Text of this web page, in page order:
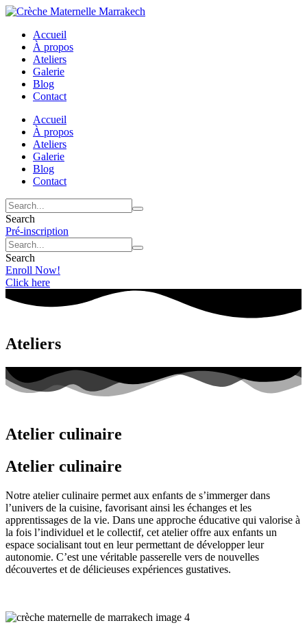
Accueil
À propos
Ateliers
Galerie
Blog
Contact
Accueil
À propos
Ateliers
Galerie
Blog
Contact
Search
Pré-inscription
Search
Enroll Now!
Click here
Ateliers
Atelier culinaire
Atelier culinaire
Notre atelier culinaire permet aux enfants de s’immerger dans
l’univers de la cuisine, favorisant ainsi les échanges et les
apprentissages de la vie. Dans une approche éducative qui valorise à
la fois l’individuel et le collectif, cet atelier offre aux enfants un
espace socialisant tout en leur permettant de développer leur
autonomie. C’est une véritable passerelle vers de nouvelles
découvertes et de délicieuses expériences gustatives.